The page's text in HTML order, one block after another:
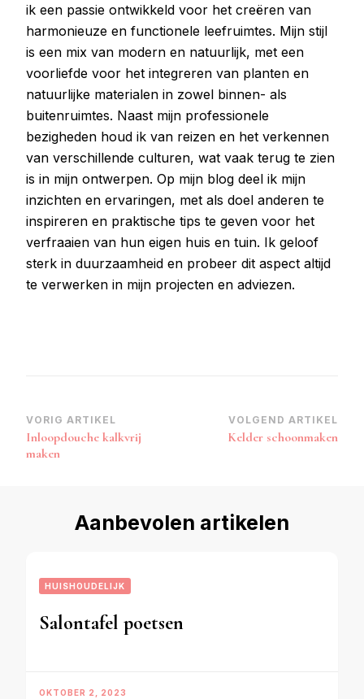
ik een passie ontwikkeld voor het creëren van
harmonieuze en functionele leefruimtes. Mijn stijl
is een mix van modern en natuurlijk, met een
voorliefde voor het integreren van planten en
natuurlijke materialen in zowel binnen- als
buitenruimtes. Naast mijn professionele
bezigheden houd ik van reizen en het verkennen
van verschillende culturen, wat vaak terug te zien
is in mijn ontwerpen. Op mijn blog deel ik mijn
inzichten en ervaringen, met als doel anderen te
inspireren en praktische tips te geven voor het
verfraaien van hun eigen huis en tuin. Ik geloof
sterk in duurzaamheid en probeer dit aspect altijd
te verwerken in mijn projecten en adviezen.
Bericht
navigatie
VORIG ARTIKEL
Inloopdouche kalkvrij
maken
VOLGEND ARTIKEL
Kelder schoonmaken
Aanbevolen artikelen
HUISHOUDELIJK
Salontafel poetsen
OKTOBER 2, 2023